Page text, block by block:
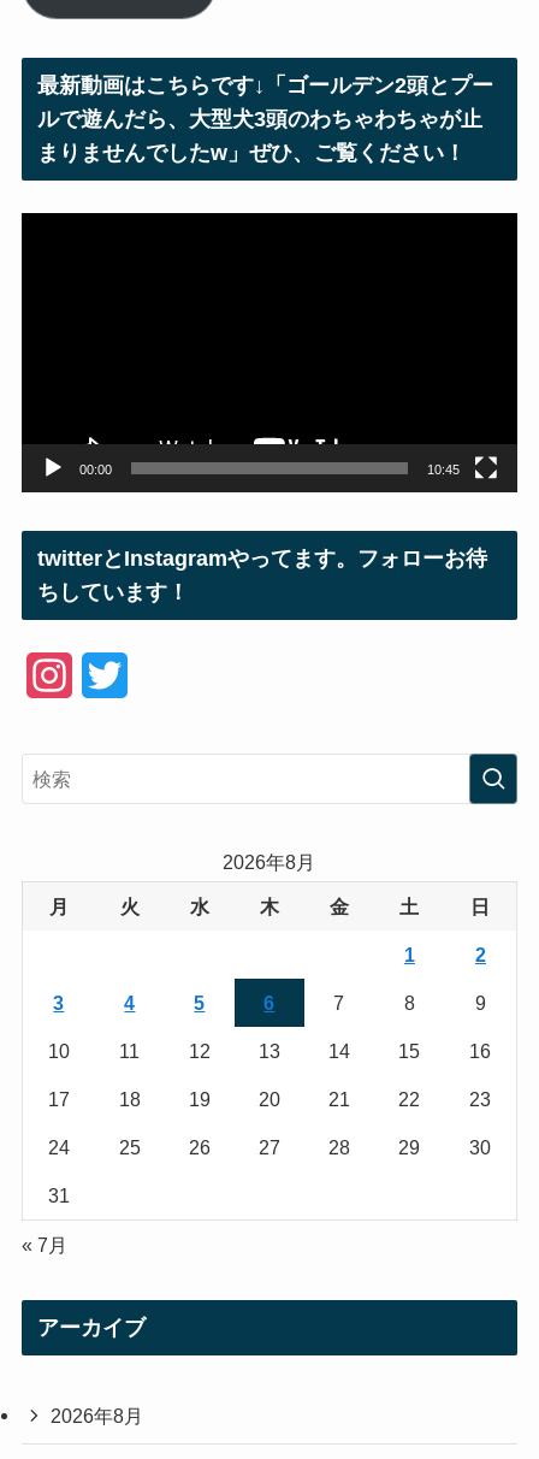
ア
ス
最新動画はこちらです↓「ゴールデン2頭とプー
ルで遊んだら、大型犬3頭のわちゃわちゃが止
まりませんでしたw」ぜひ、ご覧ください！
00:00 10:45
twitterとInstagramやってます。フォローお待
ちしています！
e
2026年8月
月 火 水 木 金 土 日
1 2
3 4 5 6 7 8 9
10 11 12 13 14 15 16
17 18 19 20 21 22 23
24 25 26 27 28 29 30
31
« 7月
アーカイブ
2026年8月